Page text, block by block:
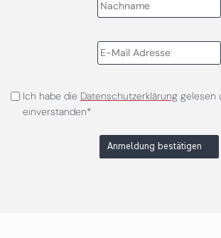
Ich habe die Datenschutzerklärunggelesen
einverstanden*
Anmeldung bestätigen